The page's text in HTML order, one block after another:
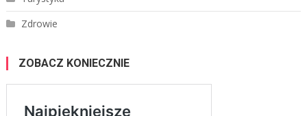
Zdrowie
ZOBACZ KONIECZNIE